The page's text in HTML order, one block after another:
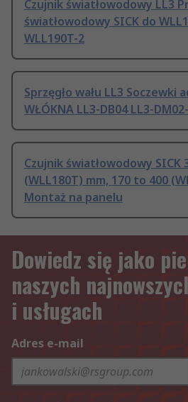
Czujnik światłowodowy LL3
światłowodowy SICK do
WLL190T-2
Sprzęgło wału LL3 Soczewki
WŁÓKNA LL3-DB04 LL3-
Czujnik światłowodowy SICK
(WLL180T) mm, 170 to 400
Montaż na panelu
Dowiedz się jako
naszych
i usługach
Adres e-mail